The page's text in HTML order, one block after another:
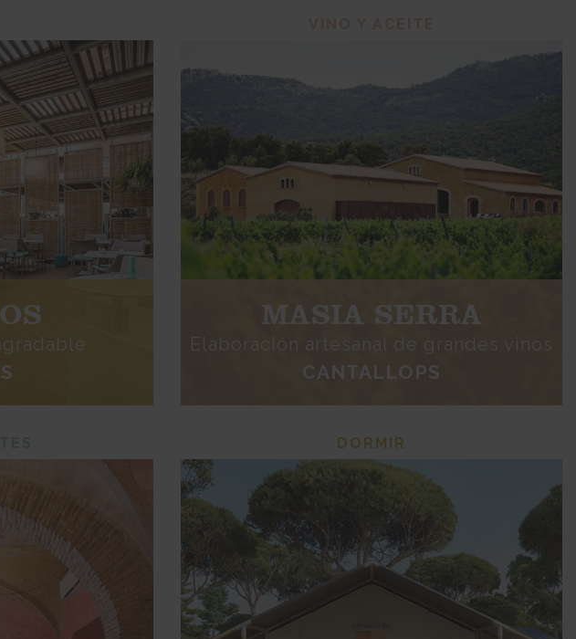
MASIA SERRA
Elaboración artesanal de grandes vinos
CANTALLOPS
DORMIR